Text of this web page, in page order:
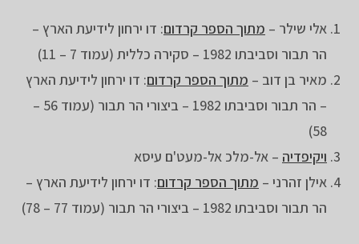
אלי שילר – מתוך הספר קרדום: דו ירחון לידיעת הארץ –
הר תבור וסביבתו 1982 – סקירה כללית (עמוד 7 – 11)
מאיר בן דוב – מתוך הספר קרדום: דו ירחון לידיעת הארץ
– הר תבור וסביבתו 1982 – ביצורי הר תבור (עמוד 56 –
58)
ויקיפדיה – אל-מלכ אל-מעט'ם עיסא
אילן זהרני – מתוך הספר קרדום: דו ירחון לידיעת הארץ –
הר תבור וסביבתו 1982 – ביצורי הר תבור (עמוד 77 – 78)